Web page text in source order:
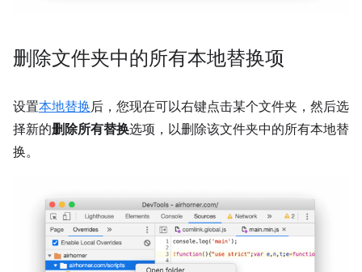
删除文件夹中的所有本地替换项
设置本地替换后，您现在可以右键点击某个文件夹，然后选
择新的删除所有替换选项，以删除该文件夹中的所有本地替
换。